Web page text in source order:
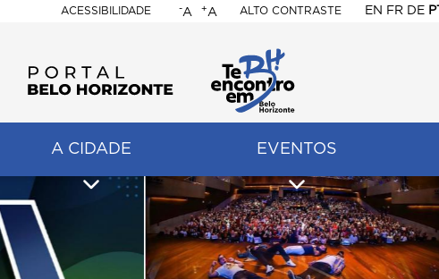
ACESSIBILIDADE
BELO
HORIZONTE
-A +A ALTO CONTRASTE EN FR DE PT
A CIDADE EVENTOS